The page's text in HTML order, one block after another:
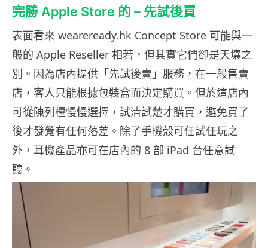
完勝 Apple Store 的 – 先試後買
表面看來 weareready.hk Concept Store 可能與一
般的 Apple Reseller 相若，但其實它們卻是天壤之
別。因為店內提供「先試後賣」服務，在一般售賣
店，客人只能根據包裝盒而決定購買。但於這店內
可從陳列檯慢慢選擇，試清試楚才購買，避免買了
後才發覺有任何落差。除了手機殼可任試任玩之
外，耳機產品亦可在店內的 8 部 iPad 台任意試
聽。